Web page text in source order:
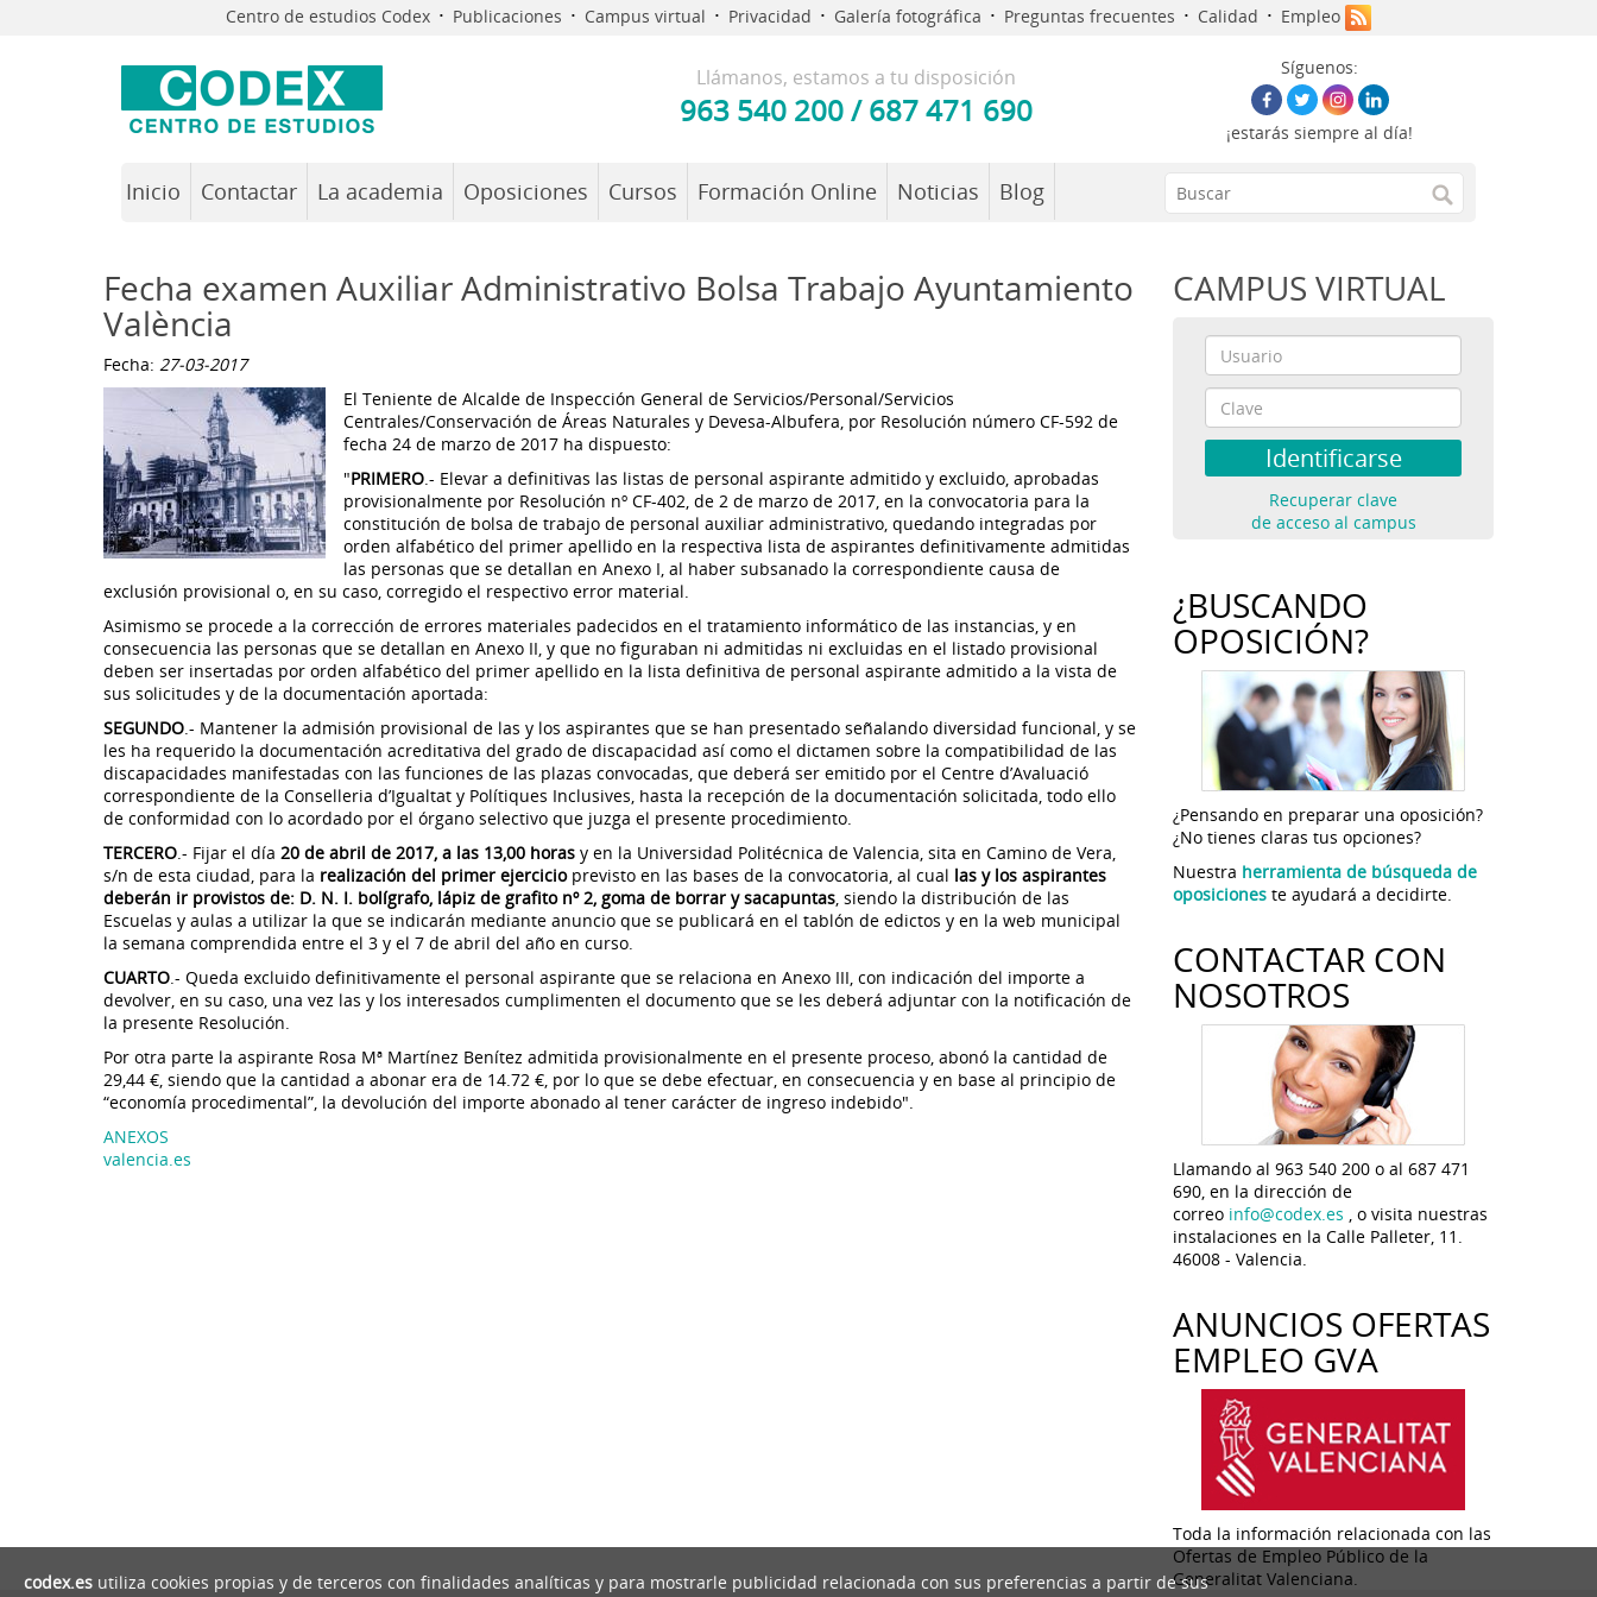
Centro de estudios Codex · Publicaciones · Campus virtual · Privacidad · Galería fotográfica · Preguntas frecuentes · Calidad · Empleo
Llámanos, estamos a tu disposición
963 540 200/687 471 690
Síguenos:
¡estarás siempre al día!
Inicio Contactar La academia Oposiciones Cursos Formación Online Noticias Blog
Fecha examen Auxiliar Administrativo Bolsa Trabajo Ayuntamiento
València
Fecha: 27-03-2017
El Teniente de Alcalde de Inspección General de Servicios/Personal/Servicios
Centrales/Conservación de Áreas Naturales y Devesa-Albufera, por Resolución número CF-592 de
fecha 24 de marzo de 2017 ha dispuesto:
"PRIMERO.- Elevar a definitivas las listas de personal aspirante admitido y excluido, aprobadas
provisionalmente por Resolución nº CF-402, de 2 de marzo de 2017, en la convocatoria para la
constitución de bolsa de trabajo de personal auxiliar administrativo, quedando integradas por
orden alfabético del primer apellido en la respectiva lista de aspirantes definitivamente admitidas
las personas que se detallan en Anexo I, al haber subsanado la correspondiente causa de
exclusión provisional o, en su caso, corregido el respectivo error material.
Asimismo se procede a la corrección de errores materiales padecidos en el tratamiento informático de las instancias, y en
consecuencia las personas que se detallan en Anexo II, y que no figuraban ni admitidas ni excluidas en el listado provisional
deben ser insertadas por orden alfabético del primer apellido en la lista definitiva de personal aspirante admitido a la vista de
sus solicitudes y de la documentación aportada:
SEGUNDO.- Mantener la admisión provisional de las y los aspirantes que se han presentado señalando diversidad funcional, y se
les ha requerido la documentación acreditativa del grado de discapacidad así como el dictamen sobre la compatibilidad de las
discapacidades manifestadas con las funciones de las plazas convocadas, que deberá ser emitido por el Centre d’Avaluació
correspondiente de la Conselleria d’Igualtat y Polítiques Inclusives, hasta la recepción de la documentación solicitada, todo ello
de conformidad con lo acordado por el órgano selectivo que juzga el presente procedimiento.
TERCERO.- Fijar el día 20 de abril de 2017, a las 13,00 horas y en la Universidad Politécnica de Valencia, sita en Camino de Vera,
s/n de esta ciudad, para la realización del primer ejercicioprevisto en las bases de la convocatoria, al cual las y los aspirantes
deberán ir provistos de: D. N. I. bolígrafo, lápiz de grafito nº 2, goma de borrar y sacapuntas, siendo la distribución de las
Escuelas y aulas a utilizar la que se indicarán mediante anuncio que se publicará en el tablón de edictos y en la web municipal
la semana comprendida entre el 3 y el 7 de abril del año en curso.
CUARTO.- Queda excluido definitivamente el personal aspirante que se relaciona en Anexo III, con indicación del importe a
devolver, en su caso, una vez las y los interesados cumplimenten el documento que se les deberá adjuntar con la notificación de
la presente Resolución.
Por otra parte la aspirante Rosa Mª Martínez Benítez admitida provisionalmente en el presente proceso, abonó la cantidad de
29,44 €, siendo que la cantidad a abonar era de 14.72 €, por lo que se debe efectuar, en consecuencia y en base al principio de
“economía procedimental”, la devolución del importe abonado al tener carácter de ingreso indebido".
ANEXOS
valencia.es
CAMPUS VIRTUAL
Recuperar clave
de acceso al campus
¿BUSCANDO
OPOSICIÓN?
¿Pensando en preparar una oposición?
¿No tienes claras tus opciones?
Nuestra herramienta de búsqueda de
oposiciones te ayudará a decidirte.
CONTACTAR CON
NOSOTROS
Llamando al 963 540 200 o al 687 471
690, en la dirección de
correo info@codex.es , o visita nuestras
instalaciones en la Calle Palleter, 11.
46008 - Valencia.
ANUNCIOS OFERTAS
EMPLEO GVA
Toda la información relacionada con las
Ofertas de Empleo Público de la
Generalitat Valenciana.
codex.es utiliza cookies propias y de terceros con finalidades analíticas y para mostrarle publicidad relacionada con sus preferencias a partir de sus